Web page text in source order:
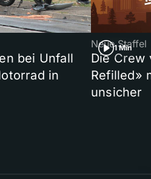
bei Unfall
in
1 Min
Neue Staffel
Die Crew
Refilled»
unsicher